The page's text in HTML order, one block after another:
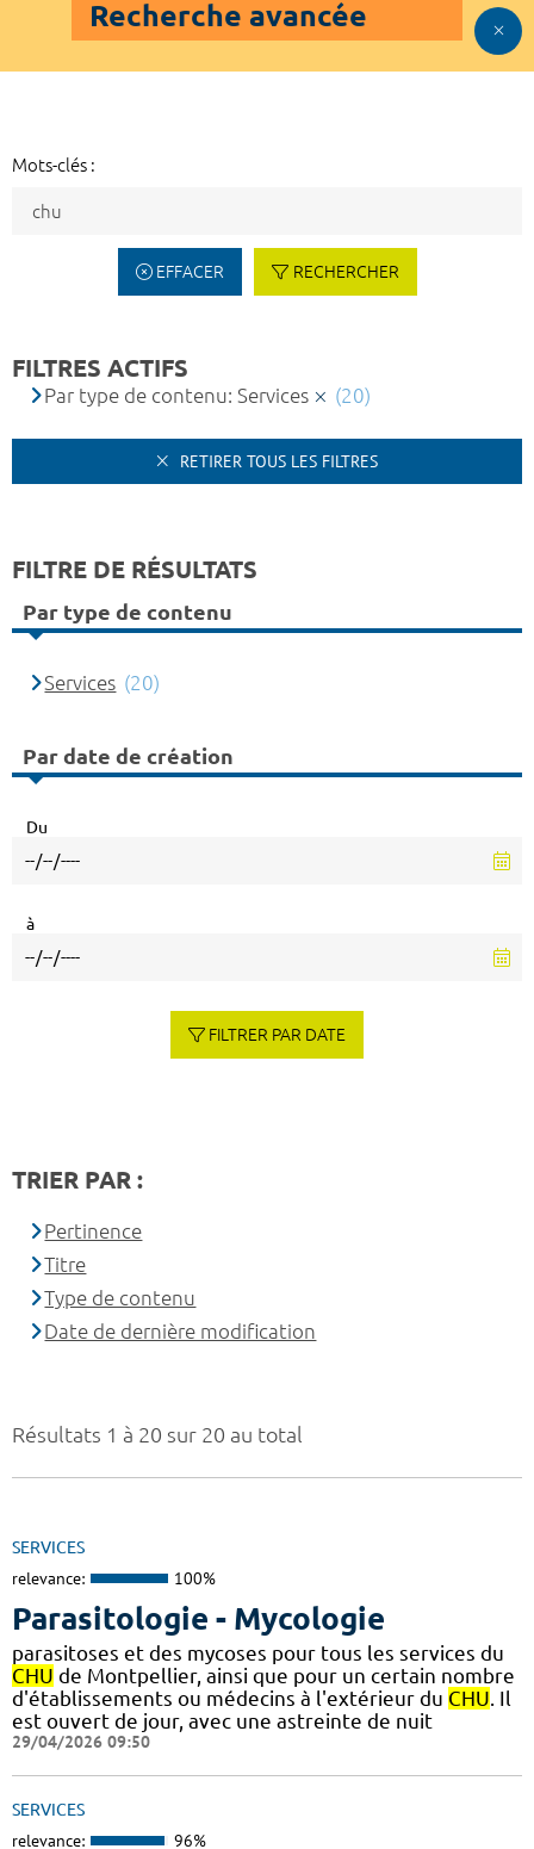
Recherche avancée
Mots-clés :
EFFACER RECHERCHER
Résultats 1 à 20 sur 20 au total
SERVICES
relevance: 100%
Parasitologie - Mycologie
parasitoses et des mycoses pour tous les services du
CHU de Montpellier, ainsi que pour un certain nombre
d'établissements ou médecins à l'extérieur du CHU . Il
est ouvert de jour, avec une astreinte de nuit
29/04/2026 09:50
SERVICES
relevance: 96%
FILTRES ACTIFS
Par type de contenu: Services (20)
RETIRER TOUS LES FILTRES
FILTRE DE RÉSULTATS
Par type de contenu
Services (20)
Par date de création
Du
à
FILTRER PAR DATE
TRIER PAR :
Pertinence
Titre
Type de contenu
Date de dernière modification